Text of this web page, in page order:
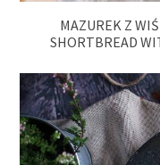
MAZUREK Z
SHORTBREAD